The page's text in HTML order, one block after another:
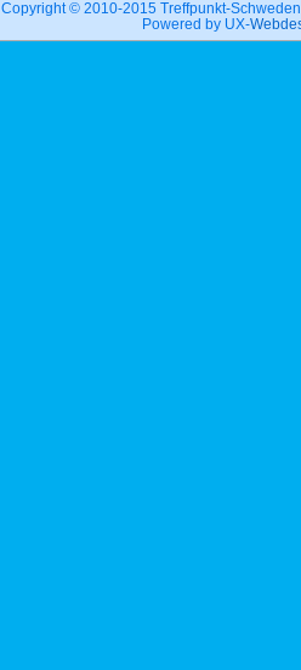
Copyright © 2010-2015 Treffpunkt-
Powered by UX-